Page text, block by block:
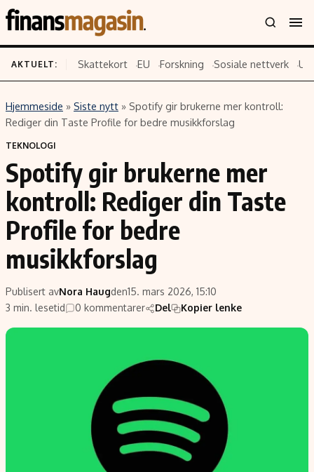
Innhold
Siste nytt
Eiendom
Energi og klima
Finans
Fritid
Hav og sjømat
Verden
Emner
Økonomi
Politikk
Selskaper
Teknologi
Retningslinjer
Annonsepolicy
Brukervilkår
Cookiepolicy
Retningslinjer for rettelser
Redaksjonell policy
AKTUELT: Skattekort EU Forskning Sosiale nettverk
Hjemmeside » Siste nytt » Spotify gir brukerne mer kontroll:
Rediger din Taste Profile for bedre musikkforslag
TEKNOLOGI
Spotify gir brukerne mer
kontroll: Rediger din Taste
Profile for bedre
musikkforslag
Publisert avNora Haugden15. mars 2026, 15:10
3 min. lesetid
0 kommentarer Del Kopier lenke